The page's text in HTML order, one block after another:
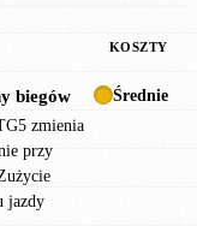
KOSZTY
biegów
zmienia
przy
jazdy
Średnie